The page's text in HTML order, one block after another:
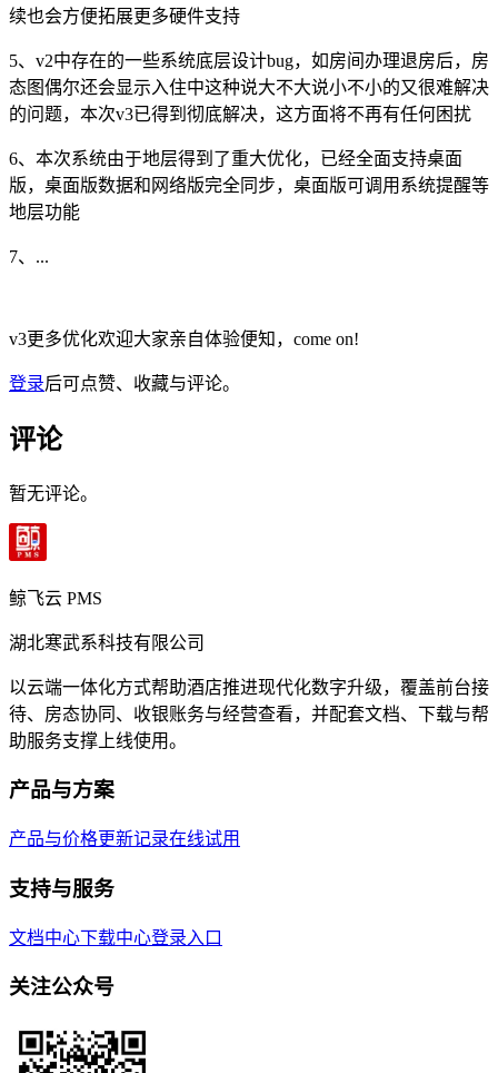
续也会方便拓展更多硬件支持
5、v2中存在的一些系统底层设计bug，如房间办理退房后，房
态图偶尔还会显示入住中这种说大不大说小不小的又很难解决
的问题，本次v3已得到彻底解决，这方面将不再有任何困扰
6、本次系统由于地层得到了重大优化，已经全面支持桌面
版，桌面版数据和网络版完全同步，桌面版可调用系统提醒等
地层功能
7、...
v3更多优化欢迎大家亲自体验便知，come on!
登录后可点赞、收藏与评论。
评论
暂无评论。
鲸飞云 PMS
湖北寒武系科技有限公司
以云端一体化方式帮助酒店推进现代化数字升级，覆盖前台接
待、房态协同、收银账务与经营查看，并配套文档、下载与帮
助服务支撑上线使用。
产品与方案
产品与价格更新记录在线试用
支持与服务
文档中心下载中心登录入口
关注公众号